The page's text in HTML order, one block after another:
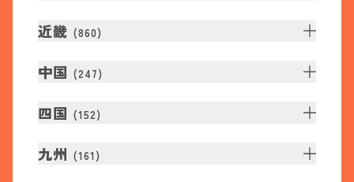
近畿 (860)
中国 (247)
四国 (152)
九州 (161 )